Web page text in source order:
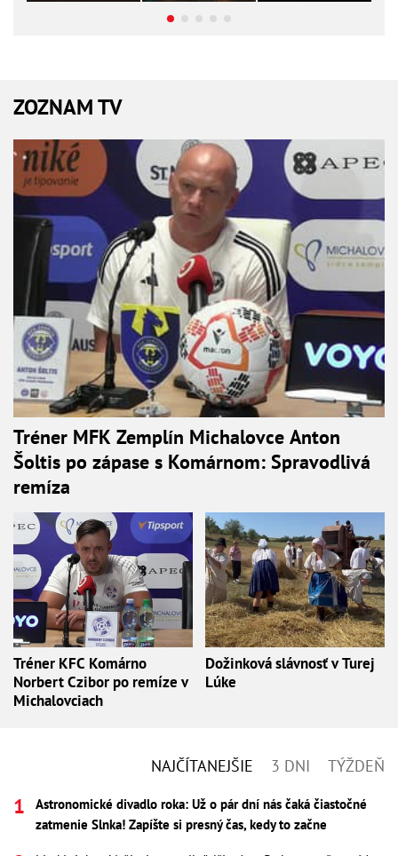
ZOZNAM TV
Tréner MFK Zemplín Michalovce Anton
Šoltis po zápase s Komárnom: Spravodlivá
remíza
Tréner KFC Komárno
Norbert Czibor po remíze v
Michalovciach
Dožinková slávnosť v Turej
Lúke
NAJČÍTANEJŠIE 3 DNI TÝŽDEŇ
Astronomické divadlo roka: Už o pár dní nás čaká čiastočné
zatmenie Slnka! Zapíšte si presný čas, kedy to začne